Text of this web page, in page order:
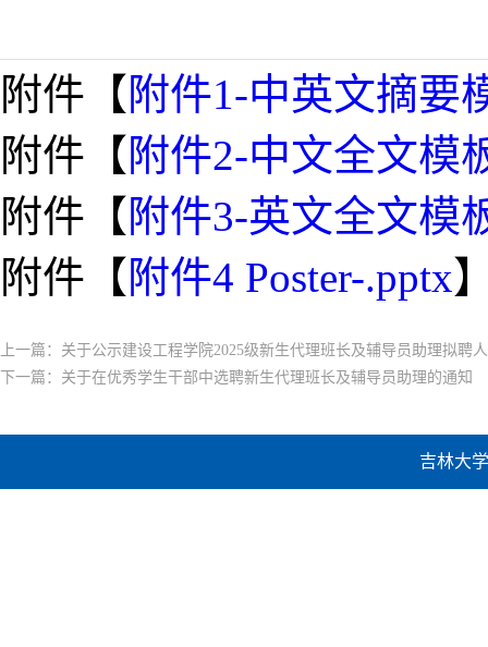
附件【附件1-中英文摘要
附件【附件2-中文全文模
附件【附件3-英文全文模
附件【附件4 Poster-.pptx
上一篇： 关于公示建设工程学院2025级新生代理班长及辅导员助理拟聘
下一篇： 关于在优秀学生干部中选聘新生代理班长及辅导员助理的通知
吉林大